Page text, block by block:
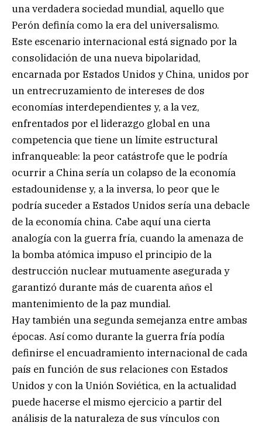
una verdadera sociedad mundial, aquello que
Perón definía como la era del universalismo.
Este escenario internacional está signado por la
consolidación de una nueva bipolaridad,
encarnada por Estados Unidos y China, unidos por
un entrecruzamiento de intereses de dos
economías interdependientes y, a la vez,
enfrentados por el liderazgo global en una
competencia que tiene un límite estructural
infranqueable: la peor catástrofe que le podría
ocurrir a China sería un colapso de la economía
estadounidense y, a la inversa, lo peor que le
podría suceder a Estados Unidos sería una debacle
de la economía china. Cabe aquí una cierta
analogía con la guerra fría, cuando la amenaza de
la bomba atómica impuso el principio de la
destrucción nuclear mutuamente asegurada y
garantizó durante más de cuarenta años el
mantenimiento de la paz mundial.
Hay también una segunda semejanza entre ambas
épocas. Así como durante la guerra fría podía
definirse el encuadramiento internacional de cada
país en función de sus relaciones con Estados
Unidos y con la Unión Soviética, en la actualidad
puede hacerse el mismo ejercicio a partir del
análisis de la naturaleza de sus vínculos con